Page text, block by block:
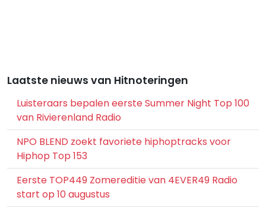
Laatste nieuws van Hitnoteringen
Luisteraars bepalen eerste Summer Night Top 100
van Rivierenland Radio
NPO BLEND zoekt favoriete hiphoptracks voor
Hiphop Top 153
Eerste TOP449 Zomereditie van 4EVER49 Radio
start op 10 augustus